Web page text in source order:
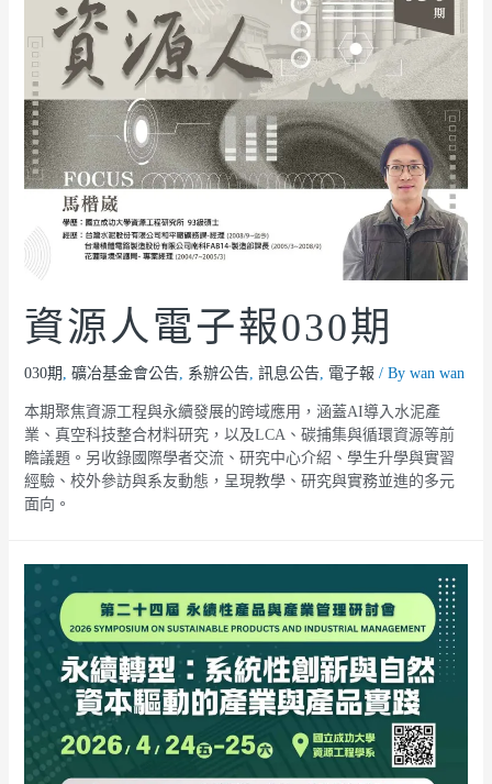
資源人電子報030期
030期 , 礦冶基金會公告, 系辦公告, 訊息公告, 電子報/ By wan wan
本期聚焦資源工程與永續發展的跨域應用，涵蓋AI導入水泥產
業、真空科技整合材料研究，以及LCA、碳捕集與循環資源等前
瞻議題。另收錄國際學者交流、研究中心介紹、學生升學與實習
經驗、校外參訪與系友動態，呈現教學、研究與實務並進的多元
面向。